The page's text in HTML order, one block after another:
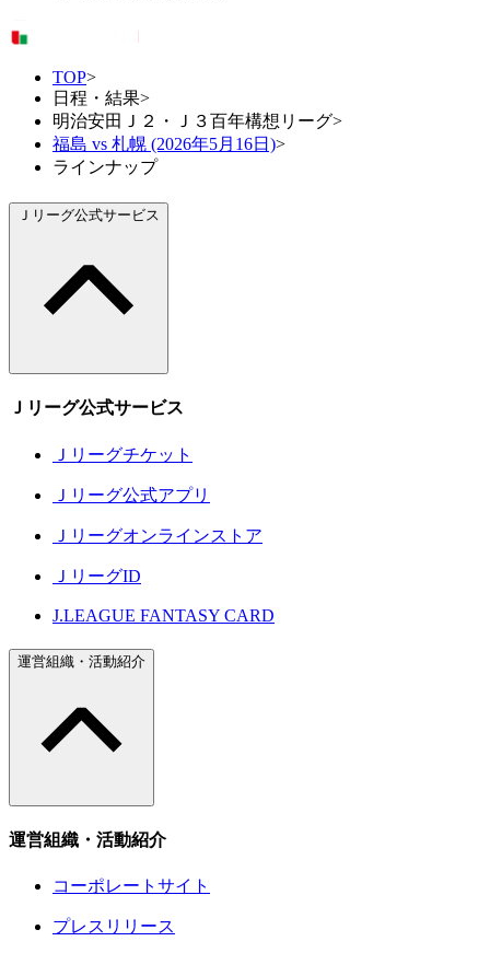
TOP>
日程・結果>
明治安田Ｊ２・Ｊ３百年構想リーグ>
福島 vs 札幌 (2026年5月16日)>
ラインナップ
Ｊリーグ公式サービス
Ｊリーグ公式サービス
Ｊリーグチケット
Ｊリーグ公式アプリ
Ｊリーグオンラインストア
ＪリーグID
J.LEAGUE FANTASY CARD
運営組織・活動紹介
運営組織・活動紹介
コーポレートサイト
プレスリリース